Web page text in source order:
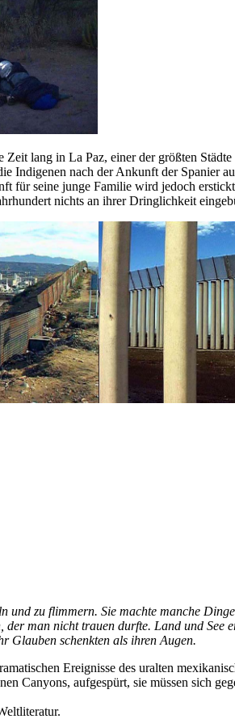
Zeit lang in La Paz, einer der größten
Indigenen nach der Ankunft der Spanier
für seine junge Familie wird jedoch
nichts an ihrer Dringlichkeit
zu flimmern. Sie machte manche
man nicht trauen durfte. Land und
Glauben schenkten als ihren Augen.
Ereignisse des uralten
Canyons, aufgespürt, sie müssen sich